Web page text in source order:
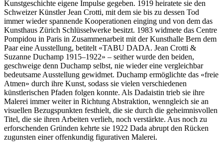
Kunstgeschichte eigene Impulse gegeben. 1919 heiratete sie den
Schweizer Künstler Jean Crotti, mit dem sie bis zu dessen Tod
immer wieder spannende Kooperationen einging und von dem das
Kunsthaus Zürich Schlüsselwerke besitzt. 1983 widmete das Centre
Pompidou in Paris in Zusammenarbeit mit der Kunsthalle Bern dem
Paar eine Ausstellung, betitelt «TABU DADA. Jean Crotti &
Suzanne Duchamp 1915–1922» – seither wurde den beiden,
geschweige denn Duchamp selbst, nie wieder eine vergleichbar
bedeutsame Ausstellung gewidmet. Duchamp ermöglichte das «freie
Atmen» durch ihre Kunst, sodass sie vielen verschiedenen
künstlerischen Pfaden folgen konnte. Als Dadaistin trieb sie ihre
Malerei immer weiter in Richtung Abstraktion, wenngleich sie an
visuellen Bezugspunkten festhielt, die sie durch die geheimnisvollen
Titel, die sie ihren Arbeiten verlieh, noch verstärkte. Aus noch zu
erforschenden Gründen kehrte sie 1922 Dada abrupt den Rücken
zugunsten einer offenkundig figurativen Malerei.